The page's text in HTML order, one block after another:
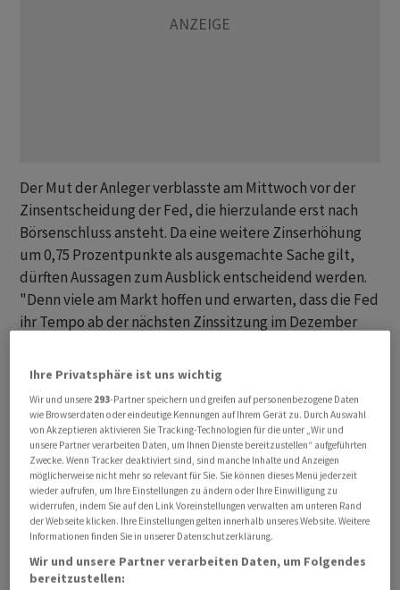
Der Mut der Anleger verblasste am Mittwoch vor der
Zinsentscheidung der Fed, die hierzulande erst nach
Börsenschluss ansteht. Da eine weitere Zinserhöhung
um 0,75 Prozentpunkte als ausgemachte Sache gilt,
dürften Aussagen zum Ausblick entscheidend werden.
"Denn viele am Markt hoffen und erwarten, dass die Fed
ihr Tempo ab der nächsten Zinssitzung im Dezember
könnte es zu neuen Turbulenzen an den Börsen
Vermögensverwalter QC Partners.
Positiv wertete Altmann, dass selbst nach dem Anstieg
um mehr als zehn Prozent seit Ende September nach
wie vor kaum Gewinne mitgenommen werden. Zuletzt
hat der Dax sieben Handelstage in Folge mit einem
positiven Vorzeichen beendet. Seiner Meinung nach
wäre es aber erst der "grosse Befreiungsschlag", wenn
Ihre Privatsphäre ist uns wichtig
Wir und unsere 293-Partner speichern und greifen auf personenbezogene Daten
wie Browserdaten oder eindeutige Kennungen auf Ihrem Gerät zu. Durch Auswahl
von Akzeptieren aktivieren Sie Tracking-Technologien für die unter „Wir und
unsere Partner verarbeiten Daten, um Ihnen Dienste bereitzustellen“ aufgeführten
Zwecke. Wenn Tracker deaktiviert sind, sind manche Inhalte und Anzeigen
möglicherweise nicht mehr so relevant für Sie. Sie können dieses Menü jederzeit
wieder aufrufen, um Ihre Einstellungen zu ändern oder Ihre Einwilligung zu
widerrufen, indem Sie auf den Link Voreinstellungen verwalten am unteren Rand
der Webseite klicken. Ihre Einstellungen gelten innerhalb unseres Website. Weitere
Informationen finden Sie in unserer Datenschutzerklärung.
Wir und unsere Partner verarbeiten Daten, um Folgendes
bereitzustellen: